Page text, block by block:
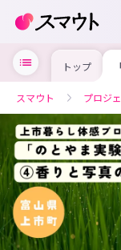
トップ
スマウト プロジ